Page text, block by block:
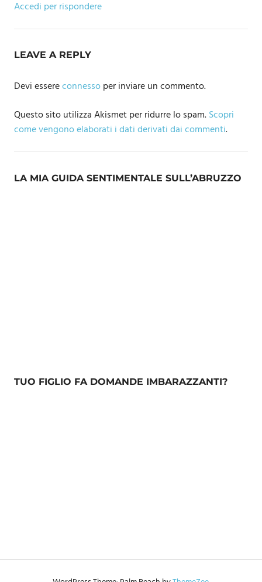
Accedi per rispondere
LEAVE A REPLY
Devi essereconnessoper inviare un commento.
Questo sito utilizza Akismet per ridurre lo spam.Scopri
come vengono elaborati i dati derivati dai commenti.
LA MIA GUIDA SENTIMENTALE SULL’ABRUZZO
TUO FIGLIO FA DOMANDE IMBARAZZANTI?